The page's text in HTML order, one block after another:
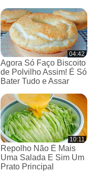
04:42
Agora Só Faço Biscoito
de Polvilho Assim! É Só
Bater Tudo e Assar
10:11
Repolho Não É Mais
Uma Salada E Sim Um
Prato Principal